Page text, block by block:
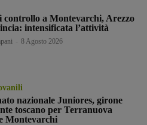
controllo a Montevarchi, Arezzo
intensificata l’attività
8 Agosto 2026
nazionale Juniores, girone
toscano per Terranuova
Montevarchi